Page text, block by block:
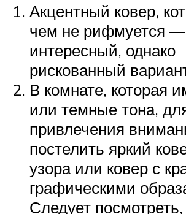
Акцентный ковер,
чем не рифмуется
интересный, однако
рискованный
В комнате, которая
или темные тона,
привлечения
постелить яркий
узора или ковер с
графическими
Следует посмотреть,